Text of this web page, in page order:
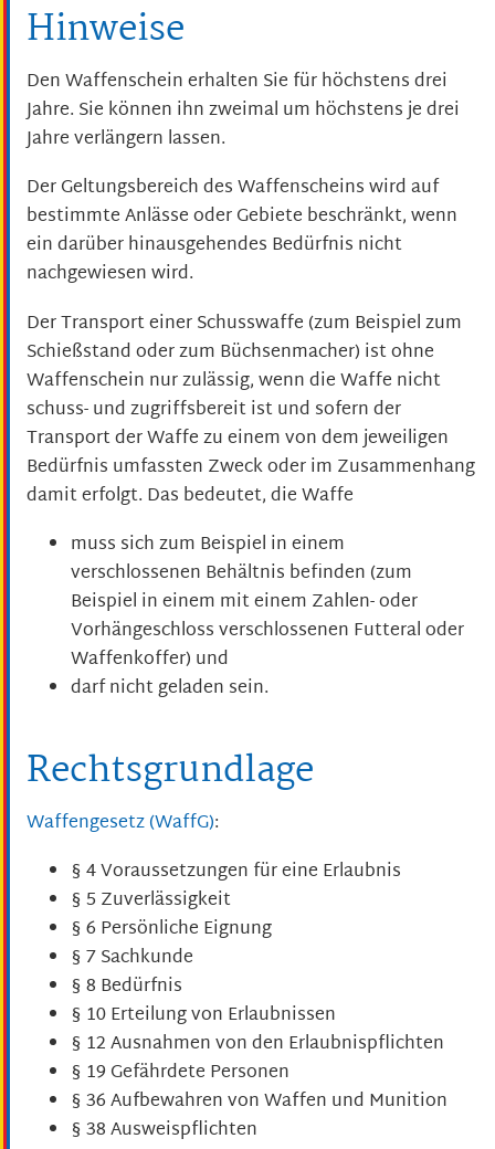
Hinweise
Den Waffenschein erhalten Sie für höchstens drei
Jahre. Sie können ihn zweimal um höchstens je drei
Jahre verlängern lassen.
Der Geltungsbereich des Waffenscheins wird auf
bestimmte Anlässe oder Gebiete beschränkt,wenn
ein darüber hinausgehendes Bedürfnis nicht
nachgewiesen wird.
Der Transport einer Schusswaffe (zum Beispiel zum
Schießstand oder zum Büchsenmacher) ist ohne
Waffenschein nur zulässig, wenn die Waffe nicht
schuss- und zugriffsbereit ist und sofern der
Transport der Waffe zu einem von dem jeweiligen
Bedürfnis umfassten Zweck oder im Zusammenhang
damit erfolgt. Das bedeutet, die Waffe
muss sich zum Beispiel in einem
verschlossenen Behältnis befinden (zum
Beispiel in einem mit einem Zahlen- oder
Vorhängeschloss verschlossenen Futteral oder
Waffenkoffer) und
darf nicht geladen sein.
Rechtsgrundlage
Waffengesetz (WaffG):
§ 4 Voraussetzungen für eine Erlaubnis
§ 5 Zuverlässigkeit
§ 6 Persönliche Eignung
§ 7 Sachkunde
§ 8 Bedürfnis
§ 10 Erteilung von Erlaubnissen
§ 12 Ausnahmen von den Erlaubnispflichten
§ 19 Gefährdete Personen
§ 36 Aufbewahren von Waffen und Munition
§ 38 Ausweispflichten